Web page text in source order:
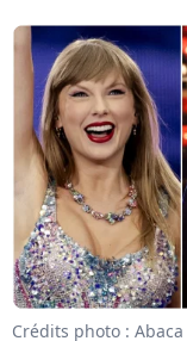
Crédits photo : Abaca